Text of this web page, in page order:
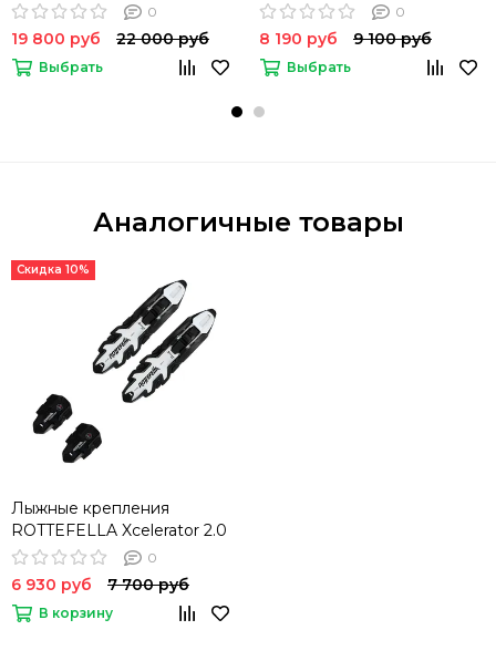
0
19 800 руб 22 000 руб
Выбрать
0
8 190 руб 9 100 руб
Выбрать
Аналогичные товары
Скидка 10%
Лыжные крепления
ROTTEFELLA Xcelerator 2.0
Classic NIS
0
6 930 руб 7 700 руб
В корзину